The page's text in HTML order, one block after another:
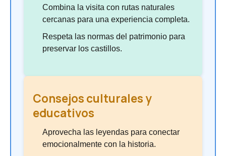
Combina la visita con rutas naturales
cercanas para una experiencia completa.
Respeta las normas del patrimonio para
preservar los castillos.
Consejos culturales y
educativos
Aprovecha las leyendas para conectar
emocionalmente con la historia.